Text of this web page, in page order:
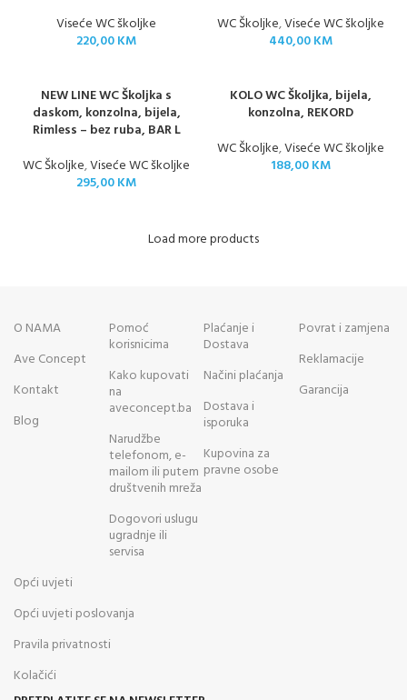
Viseće WC školjke
220,00KM
WC Školjke,Viseće WC školjke
440,00KM
NEW LINE WC Školjka s
daskom, konzolna, bijela,
Rimless – bez ruba, BAR L
WC Školjke,Viseće WC školjke
295,00KM
KOLO WC Školjka, bijela,
konzolna, REKORD
WC Školjke,Viseće WC školjke
188,00KM
Load more products
O NAMA
Ave Concept
Kontakt
Blog
Pomoć
korisnicima
Kako kupovati
na
aveconcept.ba
Narudžbe
telefonom, e-
mailom ili putem
društvenih mreža
Dogovori uslugu
ugradnje ili
servisa
Plaćanje i
Dostava
Načini plaćanja
Dostava i
isporuka
Kupovina za
pravne osobe
Povrat i zamjena
Reklamacije
Garancija
Opći uvjeti
Opći uvjeti poslovanja
Pravila privatnosti
Kolačići